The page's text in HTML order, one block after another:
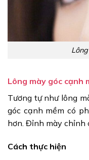
Lông mày góc cạnh
Tương tự như lông
góc cạnh mềm có
hơn. Đỉnh mày chỉnh
Cách thực hiện